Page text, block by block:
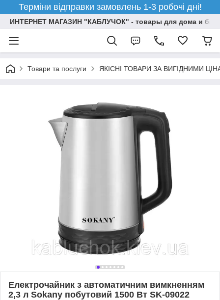
Терміни відправки замовлень 1-3 робочі дні!
ИНТЕРНЕТ МАГАЗИН "КАБЛУЧОК" - товары для дома и
Товари та послуги ЯКІСНІ ТОВАРИ ЗА ВИГІДНИМИ
Електрочайник з автоматичним вимкненням
2,3 л Sokany побутовий 1500 Вт SK-09022